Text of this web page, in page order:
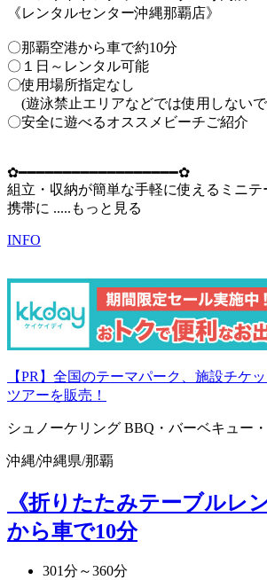
《レンタルセンター沖縄那覇店》
〇那覇空港から車で約10分
〇１日～レンタル可能
〇使用場所指定なし
(遊泳禁止エリアなどでは使用しない
〇安全に遊べるオススメビーチご紹介
✿━━━━━━━━━━━━━━━━━━✿
組立・収納が簡単な手軽に使えるミニテ
携帯に .....もっと見る
INFO
【PR】全国のテーマパーク、施設チケ
ツアーを販売！
シュノーケリング BBQ・バーベキュー
沖縄/沖縄県/那覇
《折りたたみテーブルレ
から車で10分
301分～360分